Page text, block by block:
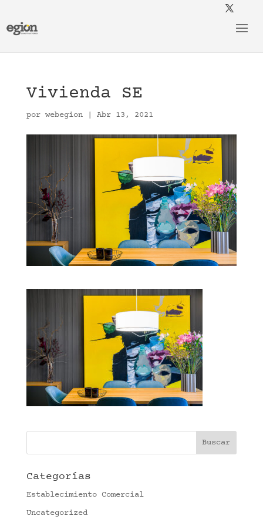
Vivienda SE
por webegion| Abr 13, 2021
Categorías
Establecimiento Comercial
Uncategorized